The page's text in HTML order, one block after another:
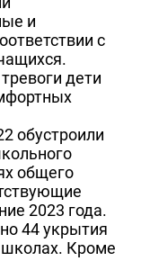
и
с
дети
обустроили
общего
2023 года.
44 укрытия
школах. Кроме